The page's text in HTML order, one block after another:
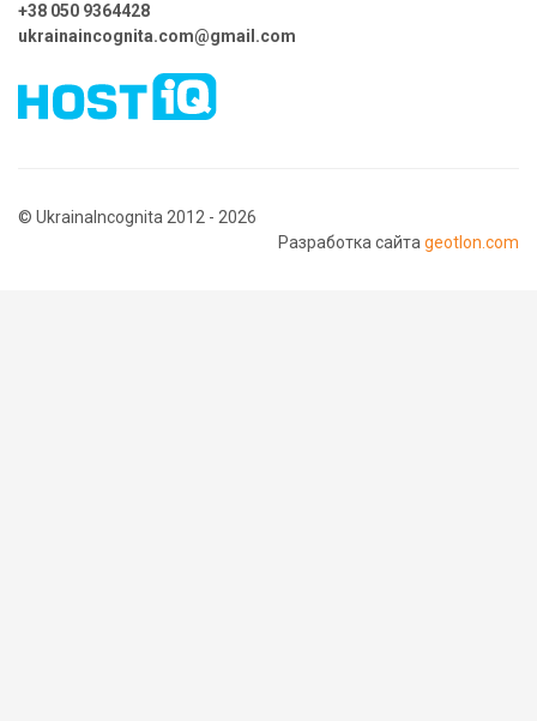
+38 050 9364428
ukrainaincognita.com@gmail.com
© UkrainaIncognita 2012 - 2026
Разработка сайта geotlon.com